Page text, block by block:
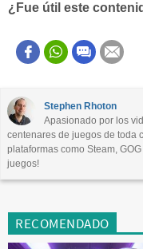
¿Fue útil este
Este contenido
Otro
Stephen Rhoton
Apasionado por los
centenares de juegos de toda
plataformas como Steam,
juegos!
RECOMENDADO